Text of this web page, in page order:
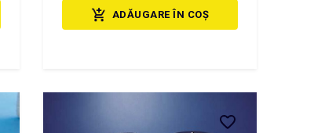
ADĂUGARE ÎN COȘ